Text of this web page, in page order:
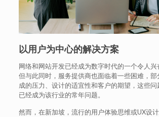
以用户为中心的解决方案
网络和网站开发已经成为数字时代的一个令人兴
但与此同时，服务提供商也面临着一些困难，
成的压力、设计的适宜性和客户的期望，这些问
已经成为该行业的常年问题。
然而，在新加坡，流行的用户体验思维或UX设